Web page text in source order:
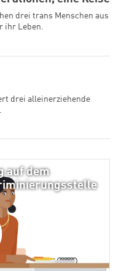
drei trans Menschen aus
ihr Leben.
drei alleinerziehende
auf dem